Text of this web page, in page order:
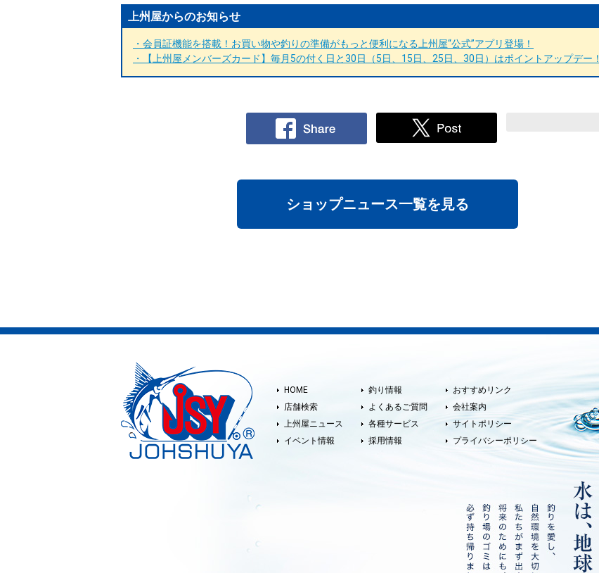
上州屋からのお知らせ
・会員証機能を搭載！お買い物や釣りの準備がもっと便利になる上州屋“公式”アプリ登場！
・【上州屋メンバーズカード】毎月5の付く日と30日（5日、15日、25日、30日）はポイントアップデー！
ショップニュース一覧を見る
HOME
店舗検索
上州屋ニュース
イベント情報
釣り情報
よくあるご質問
各種サービス
採用情報
おすすめリンク
会社案内
サイトポリシー
プライバシーポリシー